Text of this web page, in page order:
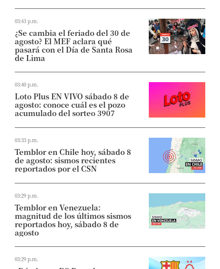
03:43 p.m.
¿Se cambia el feriado del 30 de
agosto? El MEF aclara qué
pasará con el Día de Santa Rosa
de Lima
03:40 p.m.
Loto Plus EN VIVO sábado 8 de
agosto: conoce cuál es el pozo
acumulado del sorteo 3907
03:33 p.m.
Temblor en Chile hoy, sábado 8
de agosto: sismos recientes
reportados por el CSN
03:29 p.m.
Temblor en Venezuela:
magnitud de los últimos sismos
reportados hoy, sábado 8 de
agosto
03:29 p.m.